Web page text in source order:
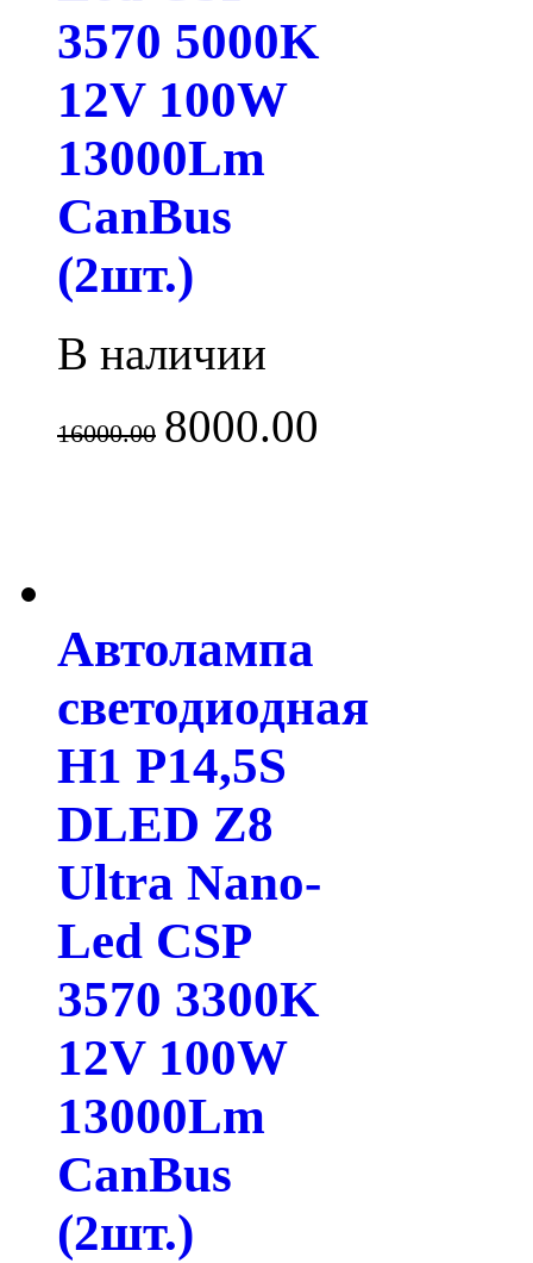
3570 5000K
12V 100W
13000Lm
CanBus
(2шт.)
В наличии
16000.00 8000.00
Автолампа
светодиодная
H1 P14,5S
DLED Z8
Ultra Nano-
Led CSP
3570 3300K
12V 100W
13000Lm
CanBus
(2шт.)